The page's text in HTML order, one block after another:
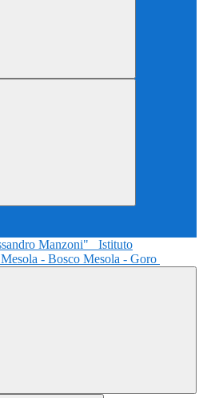
Istituto
Mesola - Bosco Mesola - Goro